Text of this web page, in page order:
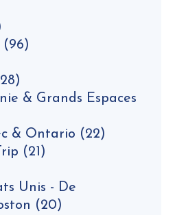
(96)
& Grands Espaces
& Ontario (22)
(21)
Unis - De
(20)